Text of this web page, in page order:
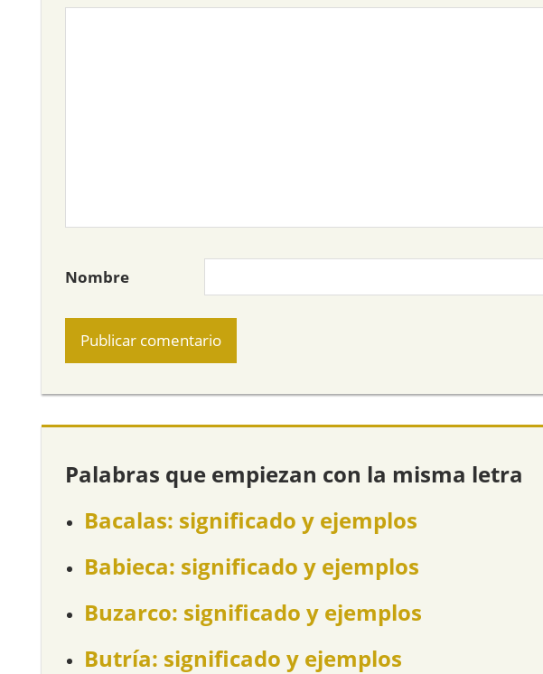
Nombre
Palabras que empiezan con la misma letra
Bacalas: significado y ejemplos
Babieca: significado y ejemplos
Buzarco: significado y ejemplos
Butría: significado y ejemplos